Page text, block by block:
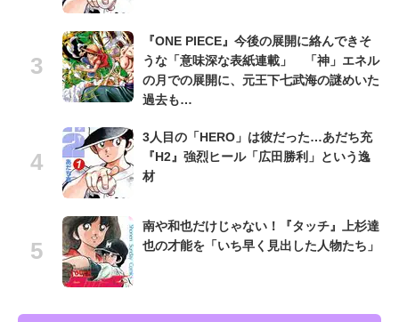
『ONE PIECE』今後の展開に絡んできそ
うな「意味深な表紙連載」 「神」エネル
の月での展開に、元王下七武海の謎めいた
過去も…
3人目の「HERO」は彼だった…あだち充
『H2』強烈ヒール「広田勝利」という逸
材
南や和也だけじゃない！『タッチ』上杉達
也の才能を「いち早く見出した人物たち」